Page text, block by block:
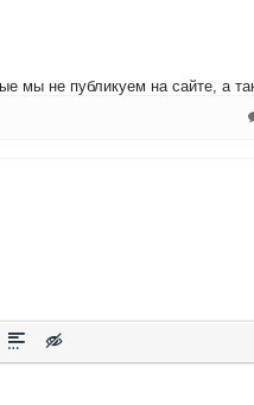
мы не публикуем на сайте, а